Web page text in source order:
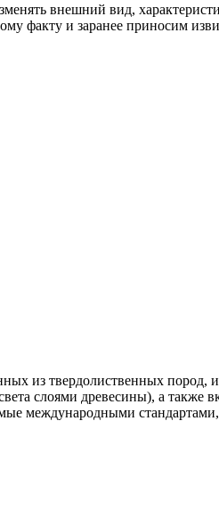
внешний вид,
факту и заранее приносим
из твердолиственных пород,
слоями древесины), а также
международными